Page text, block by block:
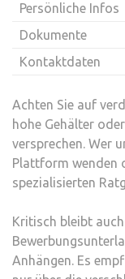
Persönliche Infos
Dokumente
Kontaktdaten
Achten Sie auf
hohe Gehälter
versprechen. Wer
Plattform wenden
spezialisierten
Kritisch bleibt
Anhängen. Es